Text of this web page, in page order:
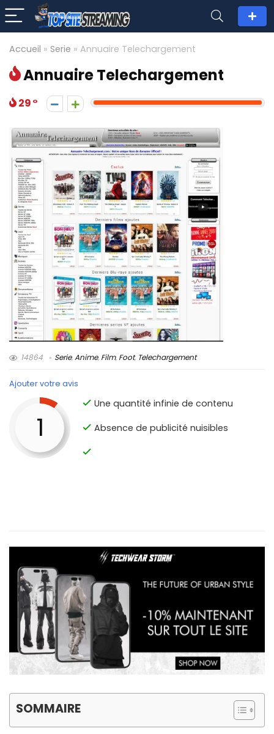
Accueil » Serie » Annuaire Telechargement
Annuaire Telechargement
29
14864 Serie,Anime, Film, Foot, Telechargement
Ajouter votre avis
1
Une quantité infinie de contenu
Absence de publicité nuisibles
SOMMAIRE